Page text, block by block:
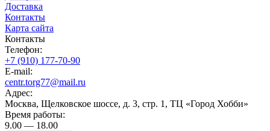
Доставка
Контакты
Карта сайта
Контакты
Телефон:
+7 (910) 177-70-90
E-mail:
centr.torg77@mail.ru
Адрес:
Москва, Щелковское шоссе, д. 3, стр. 1, ТЦ «Город Хобби»
Время работы:
9.00 — 18.00